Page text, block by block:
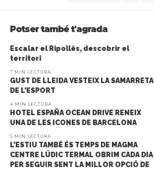
Potser també t'agrada
Escalar el Ripollès, descobrir el
territori
7 MIN LECTURA
GUST DE LLEIDA VESTEIX LA SAMARRETA
DE L’ESPORT
4 MIN LECTURA
HOTEL ESPAÑA OCEAN DRIVE RENEIX
UNA DE LES ICONES DE BARCELONA
5 MIN LECTURA
L’ESTIU TAMBÉ ÉS TEMPS DE MAGMA
CENTRE LÚDIC TERMAL OBRIM CADA DIA
PER SEGUIR SENT LA MILLOR OPCIÓ DE